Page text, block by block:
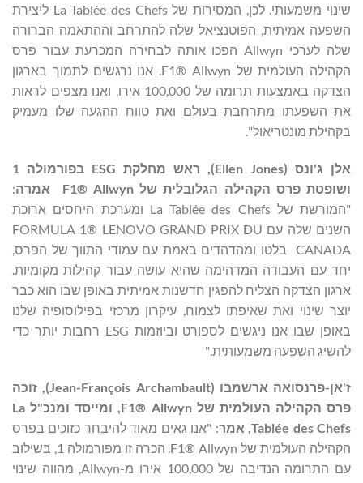
שינוי משמעותי. לכן, המסירות של La Tablée des Chefs ליצירת
השפעה אמיתית, הפוטנציאל שלה להתרחב וההתאמה הברורה
שלה לערכי Allwyn הפכו אותה לבחירה המכרעת עבור פרס
הקהילה העולמית של F1® Allwyn. אנו נרגשים לתמוך בארגון
הצדקה באמצעות תרומה של 100,000 אירו, ואנו מצפים לראות
את השפעתו מתרחבת בעולם ואת טווח ההגעה שלו מעמיק
בקהילת מונטריאול".
אלן ג'ונס (Ellen Jones), ראש מחלקת ESG
בפורמולה 1
ושופטת פרס הקהילה הגלובלית שלF1® Allwyn אמרה:
"המורשת של La Tablée des Chefs ומערכת היחסים ארוכת
השנים שלה עם FORMULA 1® LENOVO GRAND PRIX DU
CANADA בלטו ומהדהדים באמת עם עמודי התווך של הפרס,
יחד עם העבודה המדהימה שהיא עושה עבור קהילות מקומיות.
ארגון הצדקה הצליח להפגין חדשנות אמיתית באופן שבו הוא כבר
יוצר שינוי ואת שאיפתו לצמוח, עיקרון מרכזי בפילוסופיה שלנו
באופן שבו אנו ניגשים לספורט וביוזמות ESG רחבות יותר כדי
להשיג השפעה משמעותית."
ז'אן-פרנסואה ארשמבו (Jean-François Archambault), זוכה
פרס הקהילה העולמית שלF1® Allwyn, ומייסד ומנכ"ל La
Tablée des Chefs, אמר: "אנו גאים מאוד להיבחר כזוכים בפרס
הקהילה העולמית של F1® Allwyn. הכרה זו מפורמולה 1, בשילוב
עם התרומה הנדיבה של 100,000 אירו מ-Allwyn, מהווה שינוי